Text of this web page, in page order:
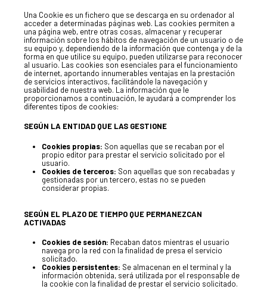
Una Cookie es un fichero que se descarga en su ordenador al
acceder a determinadas páginas web. Las cookies permiten a
una página web, entre otras cosas, almacenar y recuperar
información sobre los hábitos de navegación de un usuario o de
su equipo y, dependiendo de la información que contenga y de la
forma en que utilice su equipo, pueden utilizarse para reconocer
al usuario. Las cookies son esenciales para el funcionamiento
de internet, aportando innumerables ventajas en la prestación
de servicios interactivos, facilitándole la navegación y
usabilidad de nuestra web. La información que le
proporcionamos a continuación, le ayudará a comprender los
diferentes tipos de cookies:
SEGÚN LA ENTIDAD QUE LAS GESTIONE
Cookies propias: Son aquellas que se recaban por el
propio editor para prestar el servicio solicitado por el
usuario.
Cookies de terceros: Son aquellas que son recabadas y
gestionadas por un tercero, estas no se pueden
considerar propias.
SEGÚN EL PLAZO DE TIEMPO QUE PERMANEZCAN
ACTIVADAS
Cookies de sesión: Recaban datos mientras el usuario
navega pro la red con la finalidad de presa el servicio
solicitado.
Cookies persistentes: Se almacenan en el terminal y la
información obtenida, será utilizada por el responsable de
la cookie con la finalidad de prestar el servicio solicitado.